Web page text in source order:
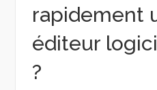
rapidement
éditeur
?